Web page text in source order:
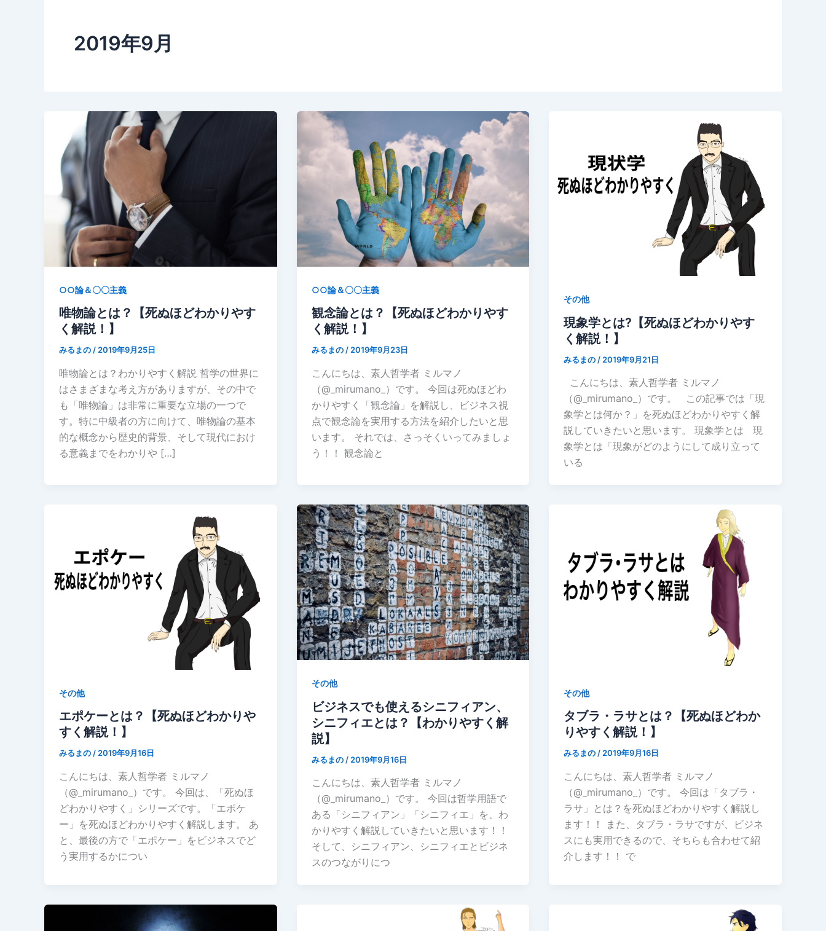
2019年9月
○○論＆〇〇主義
唯物論とは？【死ぬほどわかりやす
く解説！】
みるまの/2019年9月25日
唯物論とは？わかりやすく解説 哲学の世界に
はさまざまな考え方がありますが、その中で
も「唯物論」は非常に重要な立場の一つで
す。特に中級者の方に向けて、唯物論の基本
的な概念から歴史的背景、そして現代におけ
る意義までをわかりや […]
○○論＆〇〇主義
観念論とは？【死ぬほどわかりやす
く解説！】
みるまの/2019年9月23日
こんにちは、素人哲学者 ミルマノ
（@_mirumano_）です。 今回は死ぬほどわ
かりやすく「観念論」を解説し、ビジネス視
点で観念論を実用する方法を紹介したいと思
います。 それでは、さっそくいってみましょ
う！！ 観念論と
その他
現象学とは?【死ぬほどわかりやす
く解説！】
みるまの / 2019年9月21日
こんにちは、素人哲学者 ミルマノ
（@_mirumano_）です。 この記事では「現
象学とは何か？」を死ぬほどわかりやすく解
説していきたいと思います。 現象学とは 現
象学とは「現象がどのようにして成り立って
いる
その他
エポケーとは？【死ぬほどわかりや
すく解説！】
みるまの/2019年9月16日
こんにちは、素人哲学者 ミルマノ
（@_mirumano_）です。 今回は、「死ぬほ
どわかりやすく」シリーズです。「エポケ
ー」を死ぬほどわかりやすく解説します。 あ
と、最後の方で「エポケー」をビジネスでど
う実用するかについ
その他
ビジネスでも使えるシニフィアン、
シニフィエとは？【わかりやすく解
説】
みるまの / 2019年9月16日
こんにちは、素人哲学者 ミルマノ
（@_mirumano_）です。 今回は哲学用語で
ある「シニフィアン」「シニフィエ」を、わ
かりやすく解説していきたいと思います！！
そして、シニフィアン、シニフィエとビジネ
スのつながりにつ
その他
タブラ・ラサとは？【死ぬほどわか
りやすく解説！】
みるまの/2019年9月16日
こんにちは、素人哲学者 ミルマノ
（@_mirumano_）です。 今回は「タブラ・
ラサ」とは？を死ぬほどわかりやすく解説し
ます！！ また、タブラ・ラサですが、ビジネ
スにも実用できるので、そちらも合わせて紹
介します！！ で